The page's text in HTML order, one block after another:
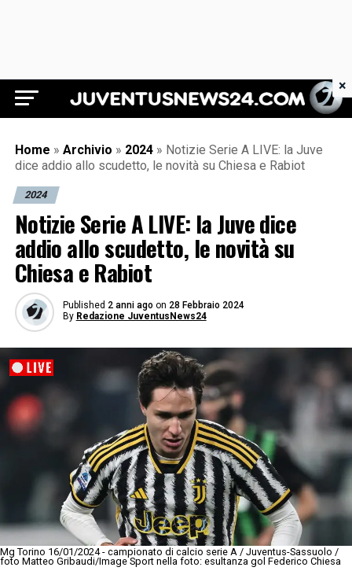
Juventus News 24
Home » Archivio » 2024 » Notizie Serie A LIVE: la Juve
dice addio allo scudetto, le novità su Chiesa e Rabiot
2024
Notizie Serie A LIVE: la Juve dice
addio allo scudetto, le novità su
Chiesa e Rabiot
Published 2 anni ago on 28 Febbraio 2024
By Redazione JuventusNews24
Mg Torino 16/01/2024 - campionato di calcio serie A / Juventus-Sassuolo /
foto Matteo Gribaudi/Image Sport nella foto: esultanza gol Federico Chiesa
×